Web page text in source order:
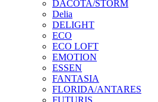
DACOTA/STORM
Delia
DELIGHT
ECO
ECO LOFT
EMOTION
ESSEN
FANTASIA
FLORIDA/ANTARES